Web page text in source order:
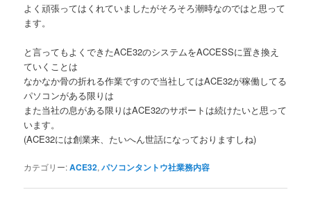
よく頑張ってはくれていましたがそろそろ潮時なのではと思って
ます。
と言ってもよくできたACE32のシステムをACCESSに置き換え
ていくことは
なかなか骨の折れる作業ですので当社してはACE32が稼働してる
パソコンがある限りは
また当社の息がある限りはACE32のサポートは続けたいと思って
います。
(ACE32には創業来、たいへん世話になっておりますしね)
カテゴリー:ACE32,パソコンタントウ社業務内容